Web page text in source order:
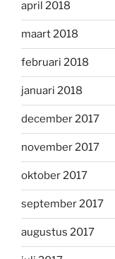
april 2018
maart 2018
februari 2018
januari 2018
december 2017
november 2017
oktober 2017
september 2017
augustus 2017